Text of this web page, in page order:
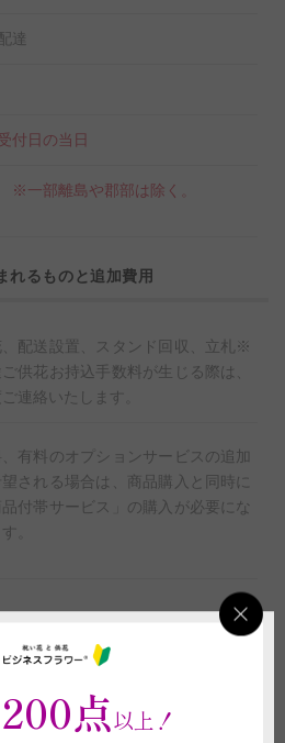
達
付日の当日
一部離島や郡部は除く。
れるものと追加費用
、配送設置、スタンド回収、立札※
ご供花お持込手数料が生じる際は、
連絡いたします。
有料のオプションサービスの追加
望される場合は、商品購入と同時に
品付帯サービス」の購入が必要にな
。
当の葬儀会社によっては外部から手配され
場合がございます。当店では会場や葬儀会
点以上！